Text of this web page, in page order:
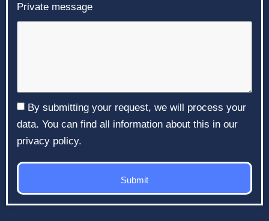
Private message
By submitting your request, we will process your
data. You can find all information about this in our
privacy policy.
Submit